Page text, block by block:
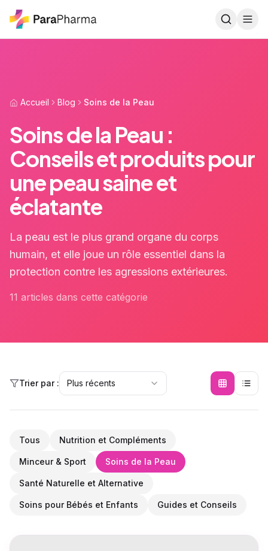
Aller au contenu principal
Accueil Blog Soins de la Peau
Soins de la Peau :
Conseils et produits pour
une peau saine et
éclatante
La peau est le plus grand organe du corps
humain, et elle joue un rôle essentiel dans la
protection contre les agressions extérieures.
11 articles dans cette catégorie
Trier par : Plus récents
Tous Nutrition et Compléments
Minceur & Sport Soins de la Peau
Santé Naturelle et Alternative
Soins pour Bébés et Enfants Guides et Conseils